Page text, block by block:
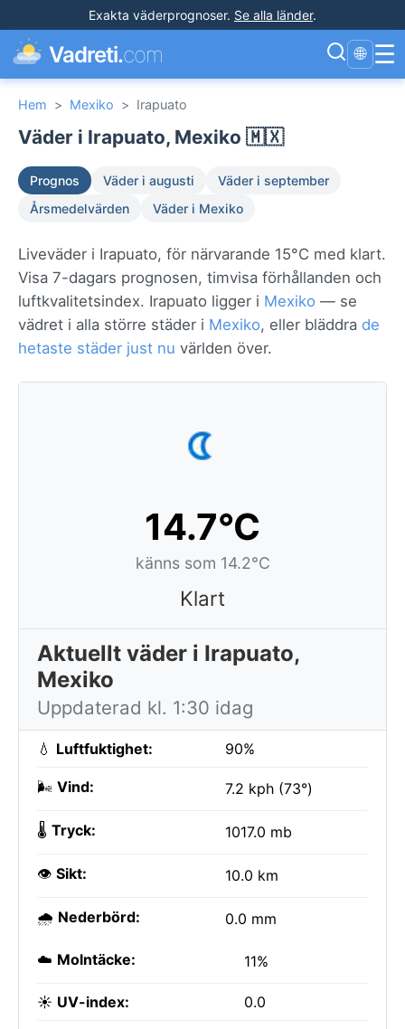
Exakta väderprognoser. Se alla länder.
Vadreti.com 🌐 ☰
Hem > Mexiko > Irapuato
Väder i Irapuato, Mexiko 🇲🇽
Prognos Väder i augusti
Väder i september
Årsmedelvärden
Väder i Mexiko
Liveväder i Irapuato, för närvarande 15°C med klart.
Visa 7-dagars prognosen, timvisa förhållanden och
luftkvalitetsindex. Irapuato ligger i Mexiko — se
vädret i alla större städer i Mexiko, eller bläddra de
hetaste städer just nu världen över.
14.7°C
känns som 14.2°C
Klart
Aktuellt väder i Irapuato,
Mexiko
Uppdaterad kl. 1:30 idag
💧 Luftfuktighet: 90%
🌬️ Vind: 7.2 kph (73°)
🌡️ Tryck: 1017.0 mb
👁️ Sikt: 10.0 km
🌧️ Nederbörd: 0.0 mm
☁️ Molntäcke: 11%
☀️ UV-index: 0.0